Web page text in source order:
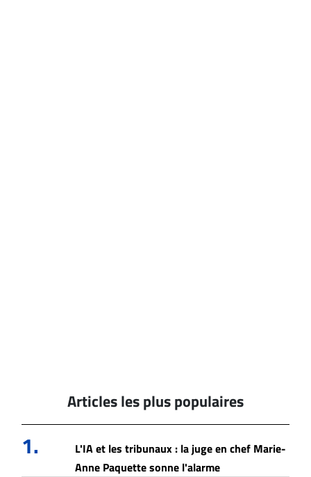
Articles les plus populaires
1.
L'IA et les tribunaux : la juge en chef Marie-
Anne Paquette sonne l'alarme